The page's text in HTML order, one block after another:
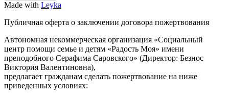
Made with Leyka
Публичная оферта о заключении договора пожертвования
Автономная некоммерческая организация «Социальный
центр помощи семье и детям «Радость Моя» имени
преподобного Серафима Саровского» (Директор: Безнос
Виктория Валентиновна),
предлагает гражданам сделать пожертвование на ниже
приведенных условиях: